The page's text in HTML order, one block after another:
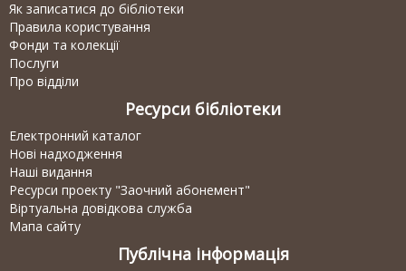
Як записатися до бібліотеки
Правила користування
Фонди та колекції
Послуги
Про відділи
Ресурси бібліотеки
Електронний каталог
Нові надходження
Наші видання
Ресурси проекту "Заочний абонемент"
Віртуальна довідкова служба
Мапа сайту
Публічна інформація